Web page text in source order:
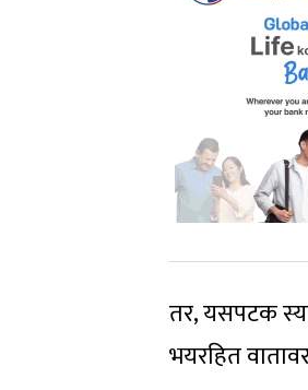
तर, यसपटक
भयरहित